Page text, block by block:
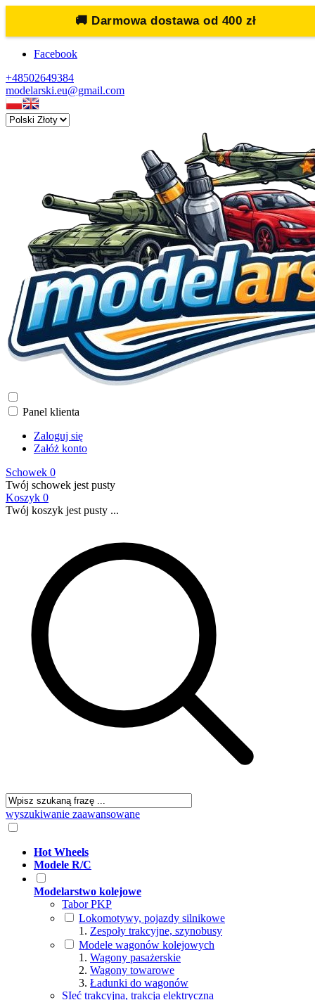
🚚 Darmowa dostawa od 400 zł
Facebook
+48502649384
modelarski.eu@gmail.com
Panel klienta
Zaloguj się
Załóż konto
Schowek 0
Twój schowek jest pusty
Koszyk 0
Twój koszyk jest pusty ...
wyszukiwanie zaawansowane
Hot Wheels
Modele R/C
Modelarstwo kolejowe
Tabor PKP
Lokomotywy, pojazdy silnikowe
Zespoły trakcyjne, szynobusy
Modele wagonów kolejowych
Wagony pasażerskie
Wagony towarowe
Ładunki do wagonów
SIeć trakcyjna, trakcja elektryczna